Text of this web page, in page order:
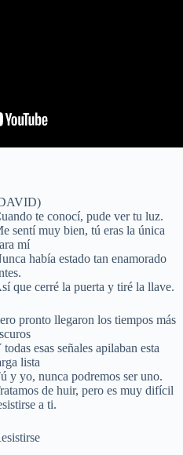
te conocí, pude ver tu luz.
sentí muy bien, tú eras la única
mí
había estado tan enamorado
que cerré la puerta y tiré la llave.
pronto llegaron los tiempos más
todas esas señales apilaban esta
lista
y yo, nunca podremos ser uno.
de huir, pero es muy difícil
a ti.